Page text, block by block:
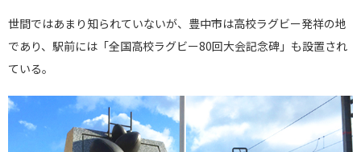
世間ではあまり知られていないが、豊中市は高校ラグビー発祥の地
であり、駅前には「全国高校ラグビー80回大会記念碑」も設置され
ている。